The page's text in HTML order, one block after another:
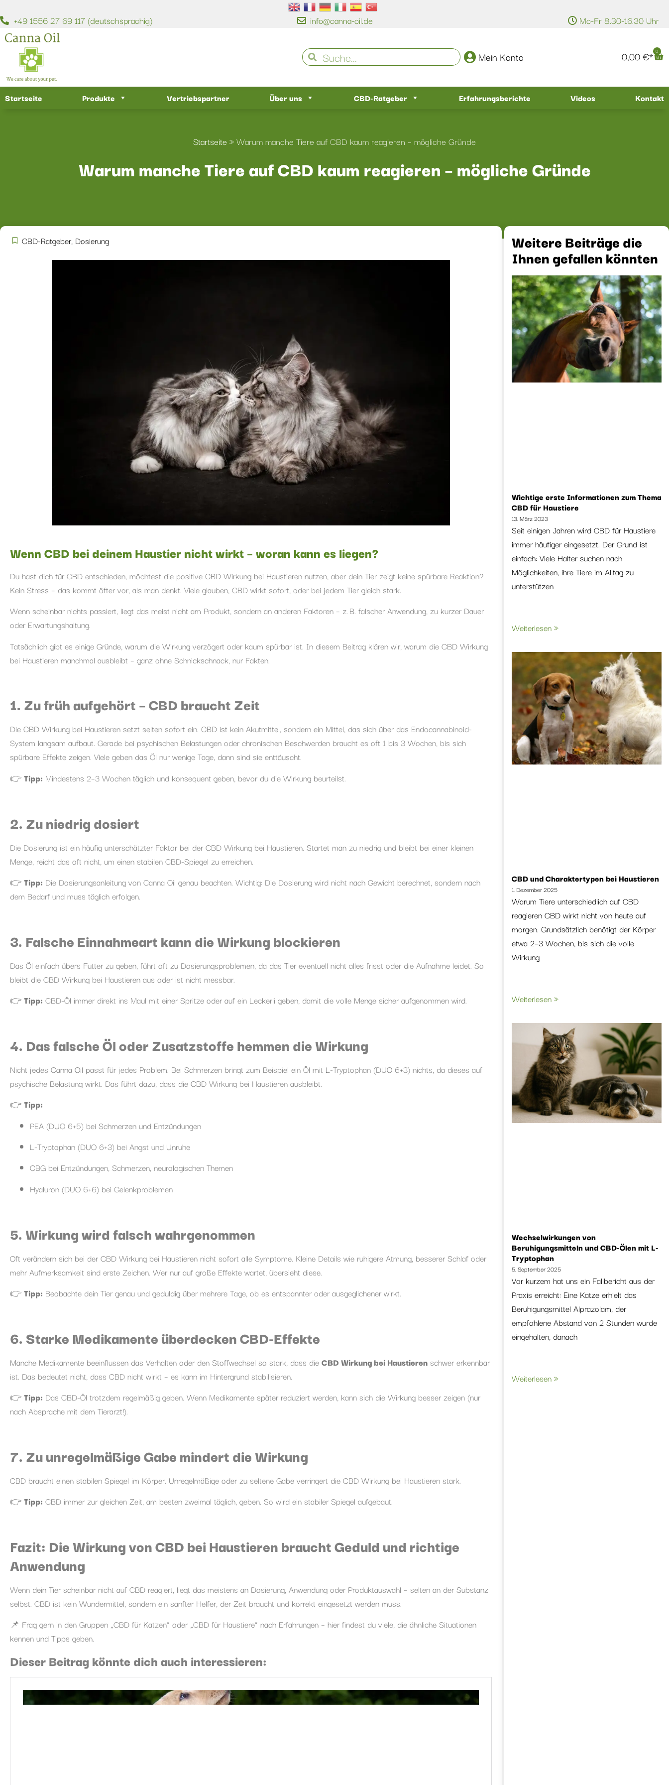
+49 1556 27 69 117 (deutschsprachig) info@canna-oil.de Mo-Fr 8.30-16.30 Uhr
Mein Konto 0,00€ 0
Startseite Produkte Vertriebspartner Über uns CBD-Ratgeber Erfahrungsberichte Videos Kontakt
Startseite »Warum manche Tiere auf CBD kaum reagieren – mögliche Gründe
Warum manche Tiere auf CBD kaum reagieren – mögliche Gründe
CBD-Ratgeber, Dosierung
Wenn CBD bei deinem Haustier nicht wirkt – woran kann es liegen?
Du hast dich für CBD entschieden, möchtest die positive CBD Wirkung bei Haustieren nutzen, aber dein Tier zeigt keine spürbare Reaktion?
Kein Stress – das kommt öfter vor, als man denkt. Viele glauben, CBD wirkt sofort, oder bei jedem Tier gleich stark.
Wenn scheinbar nichts passiert, liegt das meist nicht am Produkt, sondern an anderen Faktoren – z. B. falscher Anwendung, zu kurzer Dauer
oder Erwartungshaltung.
Tatsächlich gibt es einige Gründe, warum die Wirkung verzögert oder kaum spürbar ist. In diesem Beitrag klären wir, warum die CBD Wirkung
bei Haustieren manchmal ausbleibt – ganz ohne Schnickschnack, nur Fakten.
1. Zu früh aufgehört – CBD braucht Zeit
Die CBD Wirkung bei Haustieren setzt selten sofort ein. CBD ist kein Akutmittel, sondern ein Mittel, das sich über das Endocannabinoid-
System langsam aufbaut. Gerade bei psychischen Belastungen oder chronischen Beschwerden braucht es oft 1 bis 3 Wochen, bis sich
spürbare Effekte zeigen. Viele geben das Öl nur wenige Tage, dann sind sie enttäuscht.
👉Tipp: Mindestens 2–3 Wochen täglich und konsequent geben, bevor du die Wirkung beurteilst.
2. Zu niedrig dosiert
Die Dosierung ist ein häufig unterschätzter Faktor bei der CBD Wirkung bei Haustieren. Startet man zu niedrig und bleibt bei einer kleinen
Menge, reicht das oft nicht, um einen stabilen CBD-Spiegel zu erreichen.
👉Tipp: Die Dosierungsanleitung von Canna Oil genau beachten. Wichtig: Die Dosierung wird nicht nach Gewicht berechnet, sondern nach
dem Bedarf und muss täglich erfolgen.
3. Falsche Einnahmeart kann die Wirkung blockieren
Das Öl einfach übers Futter zu geben, führt oft zu Dosierungsproblemen, da das Tier eventuell nicht alles frisst oder die Aufnahme leidet. So
bleibt die CBD Wirkung bei Haustieren aus oder ist nicht messbar.
👉Tipp: CBD-Öl immer direkt ins Maul mit einer Spritze oder auf ein Leckerli geben, damit die volle Menge sicher aufgenommen wird.
4. Das falsche Öl oder Zusatzstoffe hemmen die Wirkung
Nicht jedes Canna Oil passt für jedes Problem. Bei Schmerzen bringt zum Beispiel ein Öl mit L-Tryptophan (DUO 6+3) nichts, da dieses auf
psychische Belastung wirkt. Das führt dazu, dass die CBD Wirkung bei Haustieren ausbleibt.
👉Tipp:
PEA (DUO 6+5) bei Schmerzen und Entzündungen
L-Tryptophan (DUO 6+3) bei Angst und Unruhe
CBG bei Entzündungen, Schmerzen, neurologischen Themen
Hyaluron (DUO 6+6) bei Gelenkproblemen
5. Wirkung wird falsch wahrgenommen
Oft verändern sich bei der CBD Wirkung bei Haustieren nicht sofort alle Symptome. Kleine Details wie ruhigere Atmung, besserer Schlaf oder
mehr Aufmerksamkeit sind erste Zeichen. Wer nur auf große Effekte wartet, übersieht diese.
👉Tipp: Beobachte dein Tier genau und geduldig über mehrere Tage, ob es entspannter oder ausgeglichener wirkt.
6. Starke Medikamente überdecken CBD-Effekte
Manche Medikamente beeinflussen das Verhalten oder den Stoffwechsel so stark, dass dieCBD Wirkung bei Haustieren schwer erkennbar
ist. Das bedeutet nicht, dass CBD nicht wirkt – es kann im Hintergrund stabilisieren.
👉Tipp: Das CBD-Öl trotzdem regelmäßig geben. Wenn Medikamente später reduziert werden, kann sich die Wirkung besser zeigen (nur
nach Absprache mit dem Tierarzt!).
7. Zu unregelmäßige Gabe mindert die Wirkung
CBD braucht einen stabilen Spiegel im Körper. Unregelmäßige oder zu seltene Gabe verringert die CBD Wirkung bei Haustieren stark.
👉Tipp: CBD immer zur gleichen Zeit, am besten zweimal täglich, geben. So wird ein stabiler Spiegel aufgebaut.
Fazit: Die Wirkung von CBD bei Haustieren braucht Geduld und richtige
Anwendung
Wenn dein Tier scheinbar nicht auf CBD reagiert, liegt das meistens an Dosierung, Anwendung oder Produktauswahl – selten an der Substanz
selbst. CBD ist kein Wundermittel, sondern ein sanfter Helfer, der Zeit braucht und korrekt eingesetzt werden muss.
📌 Frag gern in den Gruppen „CBD für Katzen“ oder „CBD für Haustiere“ nach Erfahrungen – hier findest du viele, die ähnliche Situationen
kennen und Tipps geben.
Dieser Beitrag könnte dich auch interessieren:
Weitere Beiträge die
Ihnen gefallen könnten
Wichtige erste Informationen zum Thema
CBD für Haustiere
13. März 2023
Seit einigen Jahren wird CBD für Haustiere
immer häufiger eingesetzt. Der Grund ist
einfach: Viele Halter suchen nach
Möglichkeiten, ihre Tiere im Alltag zu
unterstützen
Weiterlesen »
CBD und Charaktertypen bei Haustieren
1. Dezember 2025
Warum Tiere unterschiedlich auf CBD
reagieren CBD wirkt nicht von heute auf
morgen. Grundsätzlich benötigt der Körper
etwa 2–3 Wochen, bis sich die volle
Wirkung
Weiterlesen »
Wechselwirkungen von
Beruhigungsmitteln und CBD-Ölen mit L-
Tryptophan
5. September 2025
Vor kurzem hat uns ein Fallbericht aus der
Praxis erreicht: Eine Katze erhielt das
Beruhigungsmittel Alprazolam, der
empfohlene Abstand von 2 Stunden wurde
eingehalten, danach
Weiterlesen »